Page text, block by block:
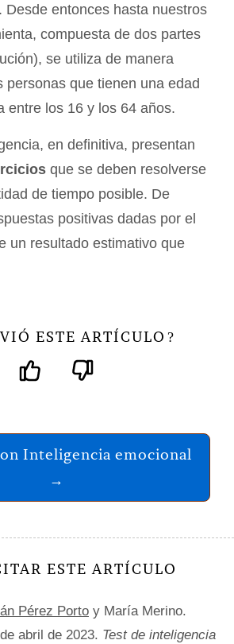
Desde entonces hasta nuestros
compuesta de dos partes
se utiliza de manera
personas que tienen una edad
entre los 16 y los 64 años.
en definitiva, presentan
que se deben resolverse
de tiempo posible. De
positivas dadas por el
un resultado estimativo que
ESTE ARTÍCULO ?
Inteligencia emocional
→
ESTE ARTÍCULO
Pérez Porto y María Merino.
abril de 2023. Test de inteligencia